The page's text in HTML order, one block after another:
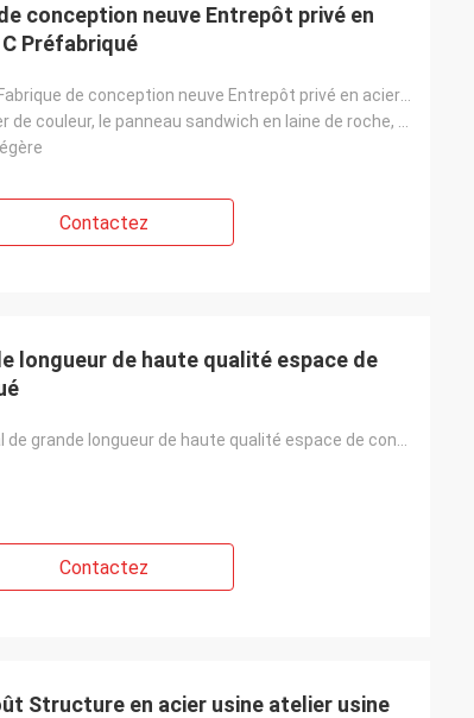
conception neuve Entrepôt privé en
Préfabriqué
Contactez
longueur de haute qualité espace de
Contactez
Structure en acier usine atelier usine